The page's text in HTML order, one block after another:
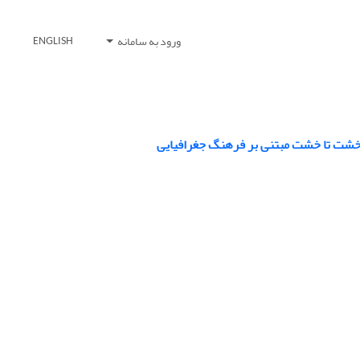
ورود به سامانه ENGLISH
خشت تا خشت مبتنی بر فرهنگ جغرافیایی